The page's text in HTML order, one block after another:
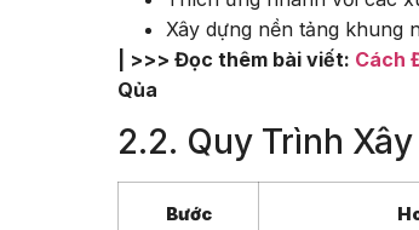
Xây dựng nền tảng khung
| >>> Đọc thêm bài viết: Cách
Qủa
2.2. Quy Trình
Bước